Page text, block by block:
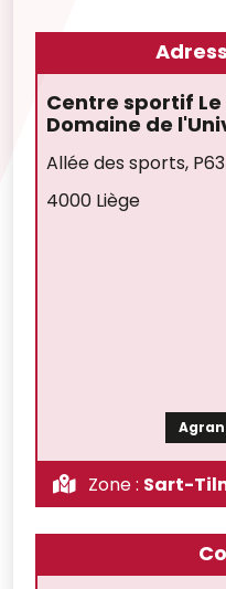
Centre sportif
Domaine de
Allée des sports, P63
4000 Liège
Zone : Sart-